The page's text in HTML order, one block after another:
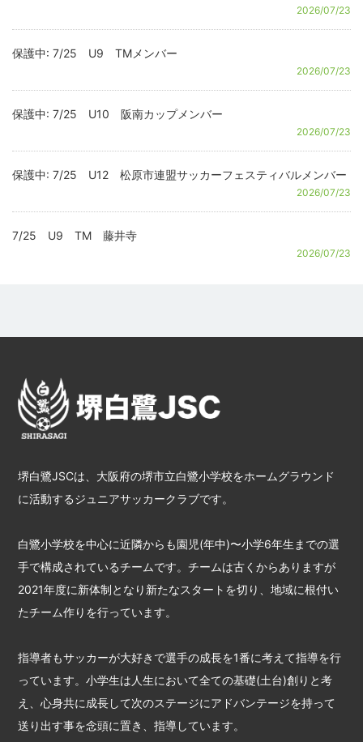
2026/07/23
保護中: 7/25 U9 TMメンバー
2026/07/23
保護中: 7/25 U10 阪南カップメンバー
2026/07/23
保護中: 7/25 U12 松原市連盟サッカーフェスティバルメンバー
2026/07/23
7/25 U9 TM 藤井寺
2026/07/23
堺白鷺JSCは、大阪府の堺市立白鷺小学校をホームグラウンド
に活動するジュニアサッカークラブです。
白鷺小学校を中心に近隣からも園児(年中)〜小学6年生までの選
手で構成されているチームです。チームは古くからありますが
2021年度に新体制となり新たなスタートを切り、地域に根付い
たチーム作りを行っています。
指導者もサッカーが大好きで選手の成長を1番に考えて指導を行
っています。小学生は人生において全ての基礎(土台)創りと考
え、心身共に成長して次のステージにアドバンテージを持って
送り出す事を念頭に置き、指導しています。